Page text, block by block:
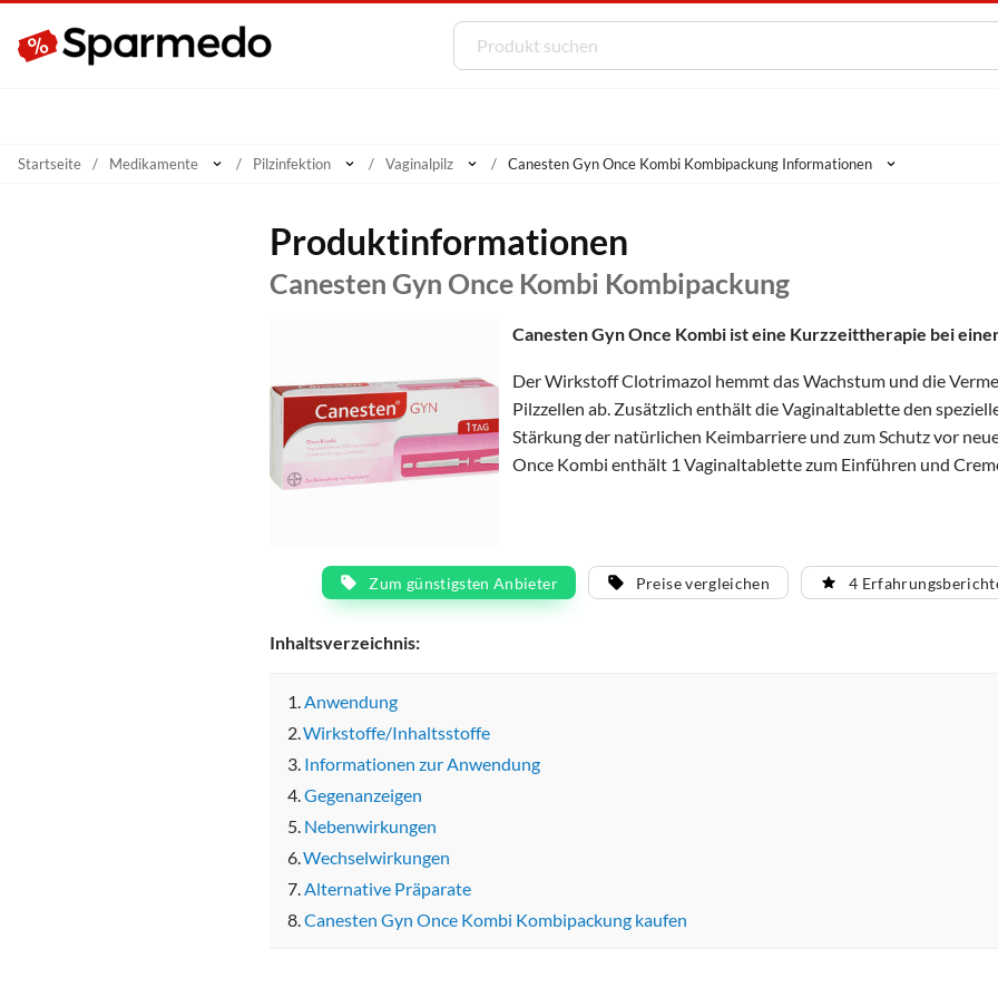
Startseite Medikamente Pilzinfektion Vaginalpilz Canesten Gyn Once Kombi Kombipackung Informationen
Produktinformationen
Canesten Gyn Once Kombi Kombipackung
Canesten Gyn Once Kombi ist eine Kurzzeittherapie bei
Der Wirkstoff Clotrimazol hemmt das Wachstum und die
Pilzzellen ab. Zusätzlich enthält die Vaginaltablette den
Stärkung der natürlichen Keimbarriere und zum Schutz vor
Once Kombi enthält 1 Vaginaltablette zum Einführen und
Zum günstigsten Anbieter Preise vergleichen 4
Inhaltsverzeichnis:
Anwendung
Wirkstoffe/Inhaltsstoffe
Informationen zur Anwendung
Gegenanzeigen
Nebenwirkungen
Wechselwirkungen
Alternative Präparate
Canesten Gyn Once Kombi Kombipackung kaufen